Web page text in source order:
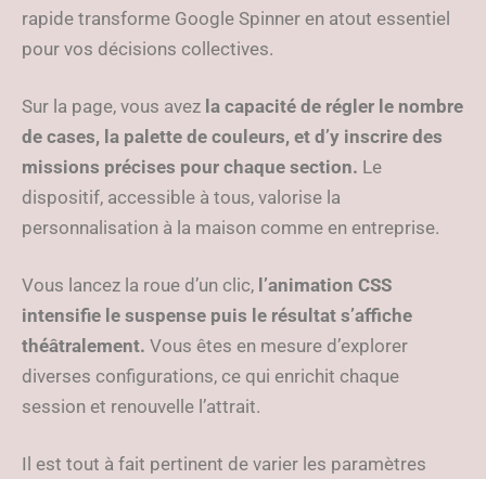
rapide transforme Google Spinner en atout essentiel
pour vos décisions collectives.
Sur la page, vous avez la capacité de régler le nombre
de cases, la palette de couleurs, et d’y inscrire des
missions précises pour chaque section. Le
dispositif, accessible à tous, valorise la
personnalisation à la maison comme en entreprise.
Vous lancez la roue d’un clic, l’animation CSS
intensifie le suspense puis le résultat s’affiche
théâtralement. Vous êtes en mesure d’explorer
diverses configurations, ce qui enrichit chaque
session et renouvelle l’attrait.
Il est tout à fait pertinent de varier les paramètres